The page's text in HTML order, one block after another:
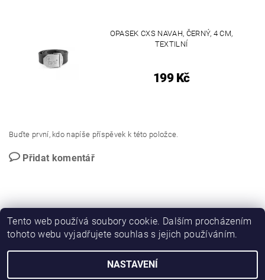
OPASEK CXS NAVAH, ČERNÝ, 4 CM,
TEXTILNÍ
199 Kč
Buďte první, kdo napíše příspěvek k této položce.
Přidat komentář
Tento web používá soubory cookie. Dalším procházením
tohoto webu vyjadřujete souhlas s jejich používáním.
NASTAVENÍ